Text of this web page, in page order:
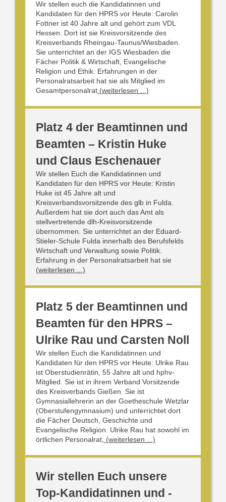
Wir stellen euch die Kandidatinnen und
Kandidaten für den HPRS vor Heute: Carolin
Fottner ist 40 Jahre alt und gehört zum VDL
Hessen. Dort ist sie Kreisvorsitzende des
Kreisverbands Rheingau-Taunus/Wiesbaden.
Sie unterrichtet an der IGS Wiesbaden die
Fächer Politik & Wirtschaft, Evangelische
Religion und Ethik. Erfahrungen in der
Personalratsarbeit hat sie als Mitglied im
Gesamtpersonalrat (weiterlesen ...)
Platz 4 der Beamtinnen und
Beamten – Kristin Huke
und Claus Eschenauer
Wir stellen Euch die Kandidatinnen und
Kandidaten für den HPRS vor Heute: Kristin
Huke ist 45 Jahre alt und
Kreisverbandsvorsitzende des glb in Fulda.
Außerdem hat sie dort auch das Amt als
stellvertretende dlh-Kreisvorsitzende
übernommen. Sie unterrichtet an der Eduard-
Stieler-Schule Fulda innerhalb des Berufsfelds
Wirtschaft und Verwaltung sowie Politik.
Erfahrung in der Personalratsarbeit hat sie
(weiterlesen ...)
Platz 5 der Beamtinnen und
Beamten für den HPRS –
Ulrike Rau und Carsten Noll
Wir stellen Euch die Kandidatinnen und
Kandidaten für den HPRS vor Heute: Ulrike Rau
ist Oberstudienrätin, 55 Jahre alt und hphv-
Mitglied. Sie ist in ihrem Verband Vorsitzende
des Kreisverbands Gießen. Sie ist
Gymnasiallehrerin an der Goetheschule Wetzlar
(Oberstufengymnasium) und unterrichtet dort
die Fächer Deutsch, Geschichte und
Evangelische Religion. Ulrike Rau hat sowohl im
örtlichen Personalrat, (weiterlesen ...)
Wir stellen Euch unsere
Top-Kandidatinnen und -